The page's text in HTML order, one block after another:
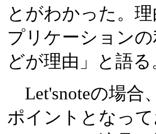
とがわかった。
プリケーション
どが理由」と語る
Let'snoteの場合
ポイントとなっ